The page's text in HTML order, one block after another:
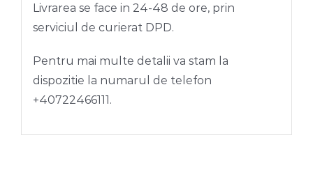
Livrarea se face in 24-48 de ore, prin
serviciul de curierat DPD.
Pentru mai multe detalii va stam la
dispozitie la numarul de telefon
+40722466111.